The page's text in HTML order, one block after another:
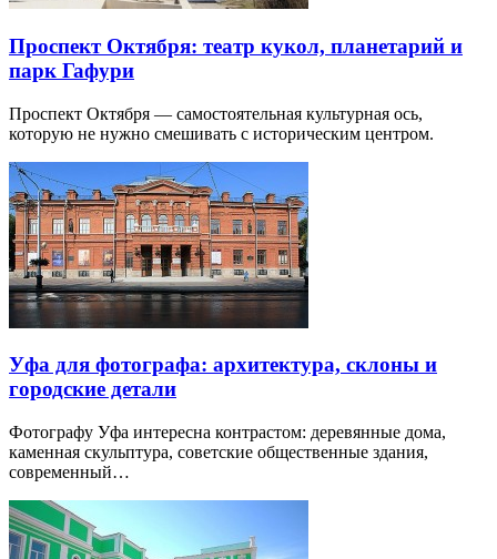
Проспект Октября: театр кукол, планетарий и
парк Гафури
Проспект Октября — самостоятельная культурная ось,
которую не нужно смешивать с историческим центром.
Уфа для фотографа: архитектура, склоны и
городские детали
Фотографу Уфа интересна контрастом: деревянные дома,
каменная скульптура, советские общественные здания,
современный…